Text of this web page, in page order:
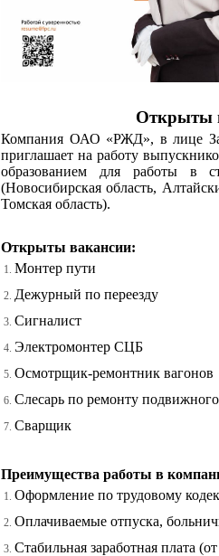
Открыты
Компания ОАО «РЖД», в лице
приглашает на работу
образованием для работы в
(Новосибирская область,
Томская область).
Открыты вакансии:
Монтер пути
Дежурный по переезду
Сигналист
Электромонтер СЦБ
Осмотрщик-ремонтник вагонов
Слесарь по ремонту подвижного
Сварщик
Преимущества работы в
Оформление по трудовому
Оплачиваемые отпуска,
Стабильная заработная плата